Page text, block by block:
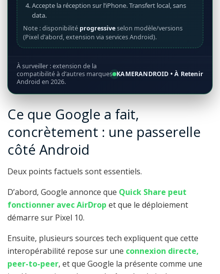
Accepte la réception sur l’iPhone. Transfert local, sans
data.
Note : disponibilité progressiveselon modèle/versions
(Pixel d’abord, extension via services Android).
À surveiller : extension de la
compatibilité à d’autres marques
Android en 2026.
KAMERANDROID • À Retenir
Ce que Google a fait,
concrètement : une passerelle
côté Android
Deux points factuels sont essentiels.
D’abord, Google annonce que Quick Share peut
fonctionner avec AirDrop et que le déploiement
démarre sur Pixel 10.
Ensuite, plusieurs sources tech expliquent que cette
interopérabilité repose sur une connexion directe,
peer-to-peer, et que Google la présente comme une